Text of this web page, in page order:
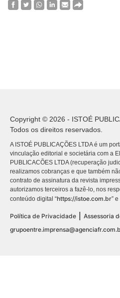
Copyright © 2026 - ISTOÉ
Todos os direitos reservados.
A ISTOÉ PUBLICAÇÕES LTDA é um
vinculação editorial e societária com a
PUBLICACÕES LTDA (recuperação
realizamos cobranças e que também
contrato de assinatura da revista
autorizamos terceiros a fazê-lo, nos
conteúdo digital “https://istoe.com.br”
Política de Privacidade
Assessoria